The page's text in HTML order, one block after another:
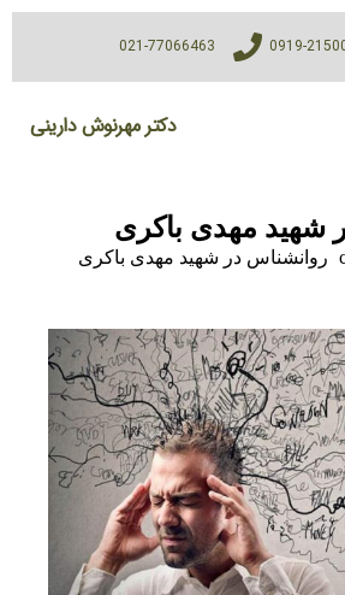
021-77066463
دکتر مهرنوش دارینی
مهدی باکری
در شهید مهدی باکری